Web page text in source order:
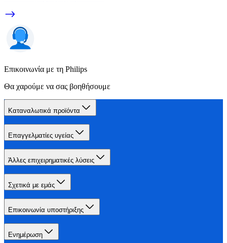
Επικοινωνία με τη Philips
Θα χαρούμε να σας βοηθήσουμε
Καταναλωτικά προϊόντα
Επαγγελματίες υγείας
Άλλες επιχειρηματικές λύσεις
Σχετικά με εμάς
Επικοινωνία υποστήριξης
Ενημέρωση